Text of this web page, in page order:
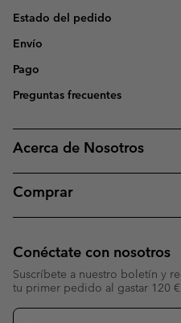
Estado del pedido
Envío
Pago
Preguntas frecuentes
Acerca de Nosotros
Comprar
Conéctate con nosotros
Suscríbete a nuestro boletín y
tu primer pedido al gastar 120
Suscripción